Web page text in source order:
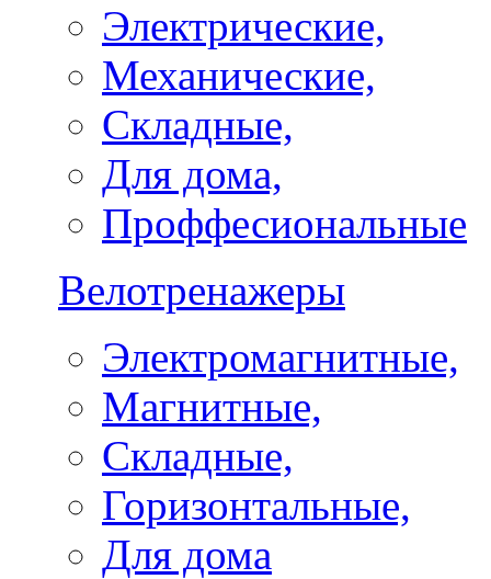
Электрические,
Механические,
Складные,
Для дома,
Проффесиональные
Велотренажеры
Электромагнитные,
Магнитные,
Складные,
Горизонтальные,
Для дома